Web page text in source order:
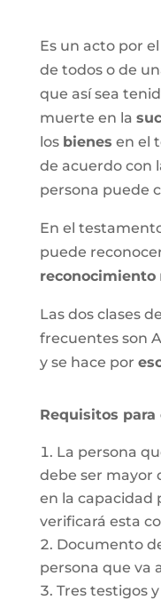
Es un acto por
de todos o de
que así sea
muerte en la
los bienes en el
de acuerdo con
persona puede
En el
puede
reconocimiento
Las dos clases
frecuentes son
y se hace por
Requisitos
La persona
debe ser mayor
en la capacidad
verificará esta
Documento
persona que va
Tres testigos